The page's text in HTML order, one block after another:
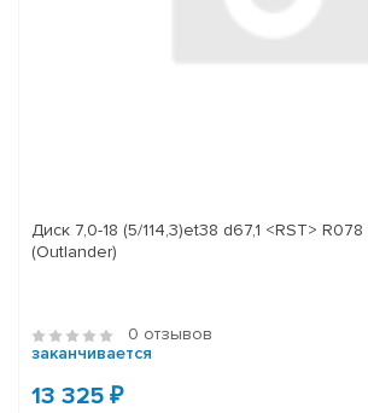
Диск 7,0-18 (5/114,3)et38 d67,1 <RST>
(Outlander)
0 отзывов
заканчивается
13 325 ₽